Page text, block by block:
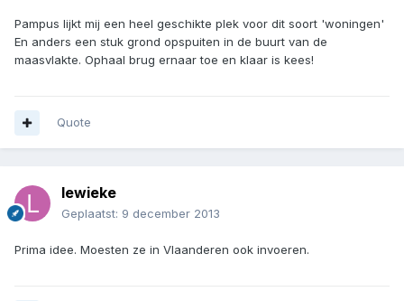
Pampus lijkt mij een heel geschikte plek voor dit soort 'woningen'
En anders een stuk grond opspuiten in de buurt van de
maasvlakte. Ophaal brug ernaar toe en klaar is kees!
Quote
lewieke
Geplaatst: 9 december 2013
Prima idee. Moesten ze in Vlaanderen ook invoeren.